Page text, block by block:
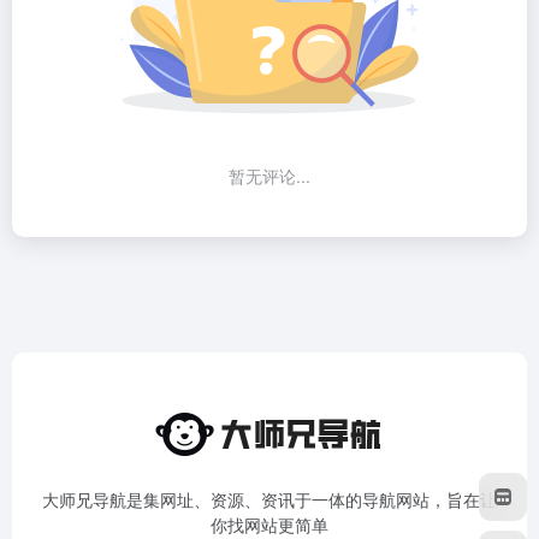
暂无评论...
大师兄导航是集网址、资源、资讯于一体的导航网站，旨在让
你找网站更简单